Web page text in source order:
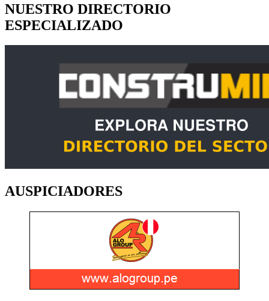
NUESTRO DIRECTORIO
ESPECIALIZADO
AUSPICIADORES